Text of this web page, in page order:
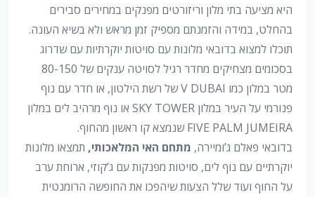
היא מציעה בתי מלון וריזורטים מפנקים במחירים סבירים
בהחלט, במידה והזמנתם מספיק זמן מראש ולא בשיא העונה.
תוכלו למצוא בדובאי מלונות עם סויטות יוקרתיות עם שדרוג
בסכומים מצחיקים מחדר רגיל לסויטה ענקים של 80-150
מטר במלון כמו V DUBAI של רשת הילטון, או חדר עם נוף
פנורמי על העיר במלון SKY TOWER או נוף מרהיב לים במלון
FIVE PALM JUMEIRA שנמצא קו ראשון מהחוף.
בדובאי פאלם ג’ומיירה, מתחם האי המלאכותי, תמצאו מלונות
יוקרתיים עם נוף לים, סויטות מפנקות עם ג’קוזי, ארוחת ערב
על החוף ועוד שלל הצעות שיהפכו את החופשה הרומנטית